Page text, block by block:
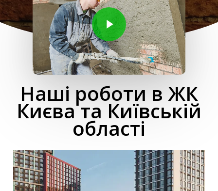
Play Video
Наші роботи в ЖК
Києва та Київській
області